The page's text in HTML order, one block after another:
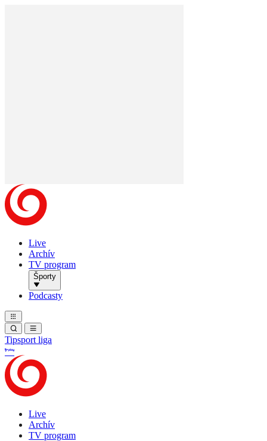
Live
Archív
TV program
Športy
Podcasty
Tipsport liga
Live
Archív
TV program